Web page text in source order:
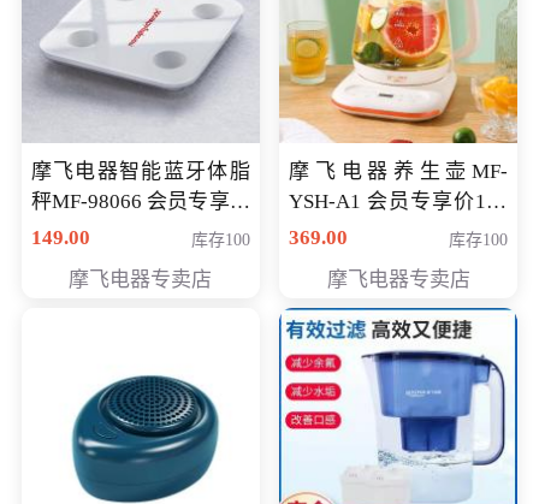
摩飞电器智能蓝牙体脂
秤MF-98066 会员专享价
98元
149.00 库存100
摩飞电器专卖店
摩飞电器养生壶MF-
YSH-A1 会员专享价198
元
369.00 库存100
摩飞电器专卖店